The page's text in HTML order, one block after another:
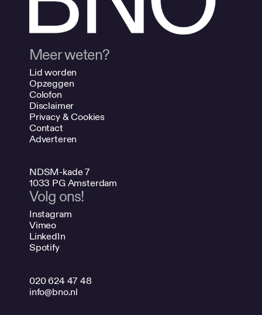
Meer weten?
Lid worden
Opzeggen
Colofon
Disclaimer
Privacy & Cookies
Contact
Adverteren
NDSM-kade 7
1033 PG Amsterdam
Volg ons!
Instagram
Vimeo
LinkedIn
Spotify
020 624 47 48
info@bno.nl